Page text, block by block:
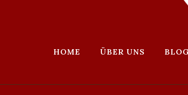
HOME ÜBER UNS